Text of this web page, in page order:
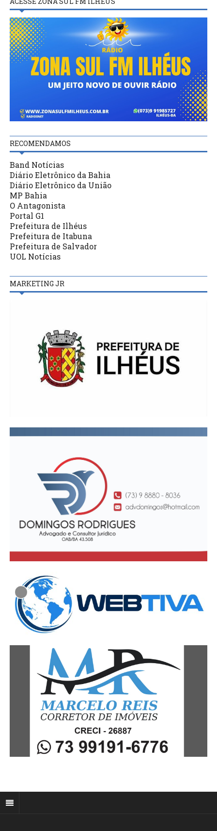
RECOMENDAMOS
Band Notícias
Diário Eletrônico da Bahia
Diário Eletrônico da União
MP Bahia
O Antagonista
Portal G1
Prefeitura de Ilhéus
Prefeitura de Itabuna
Prefeitura de Salvador
UOL Notícias
MARKETING JR